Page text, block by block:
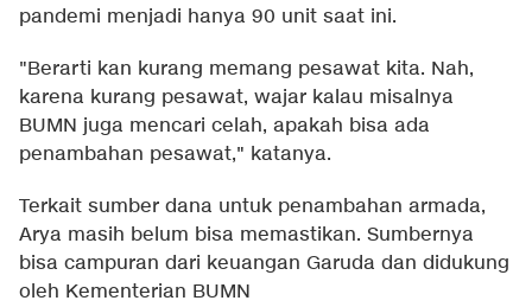
pandemi menjadi hanya 90 unit saat ini.
"Berarti kan kurang memang pesawat kita. Nah,
karena kurang pesawat, wajar kalau misalnya
BUMN juga mencari celah, apakah bisa ada
penambahan pesawat," katanya.
Terkait sumber dana untuk penambahan armada,
Arya masih belum bisa memastikan. Sumbernya
bisa campuran dari keuangan Garuda dan didukung
oleh Kementerian BUMN